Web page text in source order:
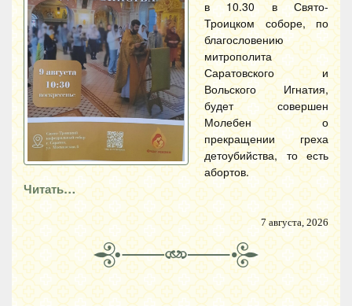
в 10.30 в Свято-
Троицком соборе, по
благословению
митрополита
Саратовского и
Вольского Игнатия,
будет совершен
Молебен о
прекращении греха
детоубийства, то есть
абортов.
Читать…
7 августа, 2026